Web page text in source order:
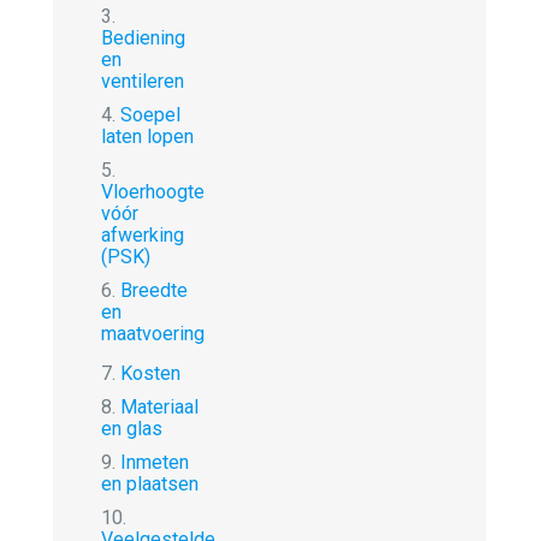
3.
Bediening
en
ventileren
4.Soepel
laten lopen
5.
Vloerhoogte
vóór
afwerking
(PSK)
6. Breedte
en
maatvoering
7. Kosten
8. Materiaal
en glas
9. Inmeten
en plaatsen
10.